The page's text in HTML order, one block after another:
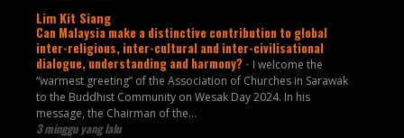
Lim Kit Siang
Can Malaysia make a distinctive contribution to global
inter-religious, inter-cultural and inter-civilisational
dialogue, understanding and harmony? - I welcome the
“warmest greeting” of the Association of Churches in Sarawak
to the Buddhist Community on Wesak Day 2024. In his
message, the Chairman of the...
3 minggu yang lalu